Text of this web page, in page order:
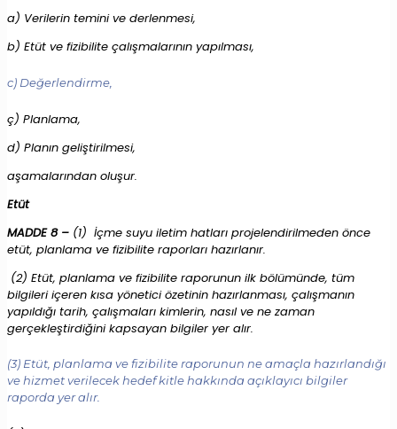
a) Verilerin temini ve derlenmesi,
b) Etüt ve fizibilite çalışmalarının yapılması,
c) Değerlendirme,
ç) Planlama,
d) Planın geliştirilmesi,
aşamalarından oluşur.
Etüt
MADDE 8 – (1) İçme suyu iletim hatları projelendirilmeden önce
etüt, planlama ve fizibilite raporları hazırlanır.
(2) Etüt, planlama ve fizibilite raporunun ilk bölümünde, tüm
bilgileri içeren kısa yönetici özetinin hazırlanması, çalışmanın
yapıldığı tarih, çalışmaları kimlerin, nasıl ve ne zaman
gerçekleştirdiğini kapsayan bilgiler yer alır.
(3) Etüt, planlama ve fizibilite raporunun ne amaçla hazırlandığı
ve hizmet verilecek hedef kitle hakkında açıklayıcı bilgiler
raporda yer alır.